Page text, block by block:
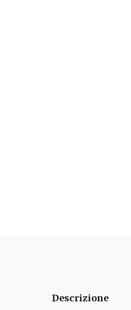
Descrizione